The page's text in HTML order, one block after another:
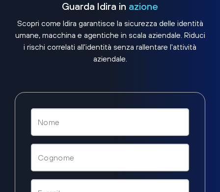
Guarda Idira in azione
Scopri come Idira garantisce la sicurezza delle identità
umane, macchina e agentiche in scala aziendale. Riduci
i rischi correlati all'identità senza rallentare l'attività
aziendale.